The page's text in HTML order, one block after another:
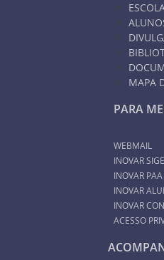
MAPA
PARA
WEBMAIL
INOVAR SIGE
INOVAR PAA
INOVAR
INOVAR
ACESSO